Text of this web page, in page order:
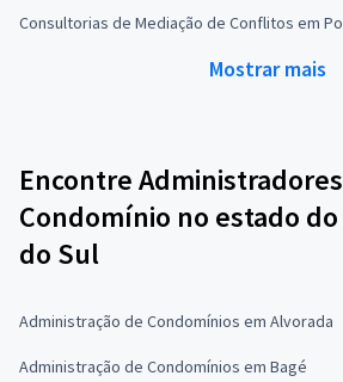
Consultorias de Mediação de Conflitos em
Mostrar mais
Encontre
Condomínio no estado do
do Sul
Administração de Condomínios em Alvorada
Administração de Condomínios em Bagé